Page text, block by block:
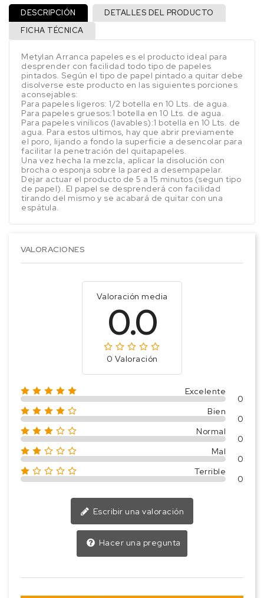
DESCRIPCIÓN
DETALLES DEL PRODUCTO
FICHA TÉCNICA
Metylan Arranca papeles es el producto ideal para
desprender con facilidad todo tipo de papeles
pintados. Según el tipo de papel pintado a quitar debe
disolverse este producto en las siguientes porciones
aconsejables:
Para papeles ligeros: 1/2 botella en 10 Lts. de agua.
Para papeles gruesos:1 botella en 10 Lts. de agua.
Para papeles vinílicos (lavables):1 botella en 10 Lts. de
agua. Para estos ultimos, hay que abrir previamente
el poro, lijando a fondo la superficie a desencolar para
facilitar la penetración del quitapapeles.
Una vez hecha la mezcla, aplicar la disolución con
brocha o esponja sobre la pared a desempapelar.
Dejar actuar el producto de 5 a 15 minutos (segun tipo
de papel). El papel se desprenderá con facilidad
tirando del mismo y se acabará de quitar con una
espátula.
VALORACIONES
Valoración media
0.0
0 Valoración
Excelente
0
Bien
0
Normal
0
Mal
0
Terrible
0
Escribir una valoración
Hacer una pregunta